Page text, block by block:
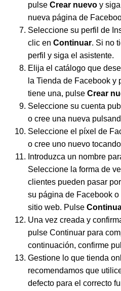
pulse Crear nuevo y
nueva página de
Seleccione su perfil de
clic en Continuar. Si no
perfil y siga el asistente.
Elija el catálogo que
la Tienda de Facebook y
tiene una, pulse Crear
Seleccione su cuenta
o cree una nueva
Seleccione el píxel de
o cree uno nuevo tocando
Introduzca un nombre
Seleccione la forma de
clientes pueden pasar
su página de Facebook
sitio web. Pulse
Una vez creada y
pulse Continuar para
continuación, confirme
Gestione lo que tienda
recomendamos que
defecto para el correcto